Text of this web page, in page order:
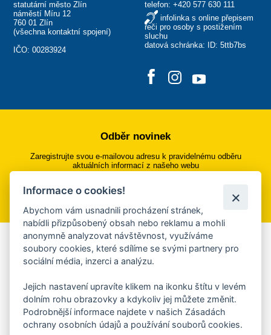
statutární město Zlín
náměstí Míru 12
760 01 Zlín
(všechna kontaktní spojení)
IČO: 00283924
telefon: +420 577 630 111
infolinka s online přepisem
řeči pro osoby s postižením
sluchu
datová schránka: ID: 5ttb7bs
Odběr novinek
Zaregistrujte svou e-mailovou adresu k pravidelnému odběru
aktuálních informací z našeho webu
Přihlásit se k odběru
Aplikace Mobilní rozhlas
Chcete dostávat do svého mobilu či mailu upozornění na
ankety, pozvánky na kulturní a sportovní akce?
Více informací o aplikaci
Informace o cookies!
Abychom vám usnadnili procházení stránek,
nabídli přizpůsobený obsah nebo reklamu a mohli
anonymně analyzovat návštěvnost, využíváme
soubory cookies, které sdílíme se svými partnery pro
sociální média, inzerci a analýzu.
Jejich nastavení upravíte klikem na ikonku štítu v levém
dolním rohu obrazovky a kdykoliv jej můžete změnit.
Podrobnější informace najdete v našich Zásadách
ochrany osobních údajů a používání souborů cookies.